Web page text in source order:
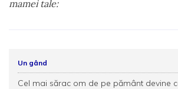
mamei tale:
Un gând
Cel mai sărac om de pe pământ devine